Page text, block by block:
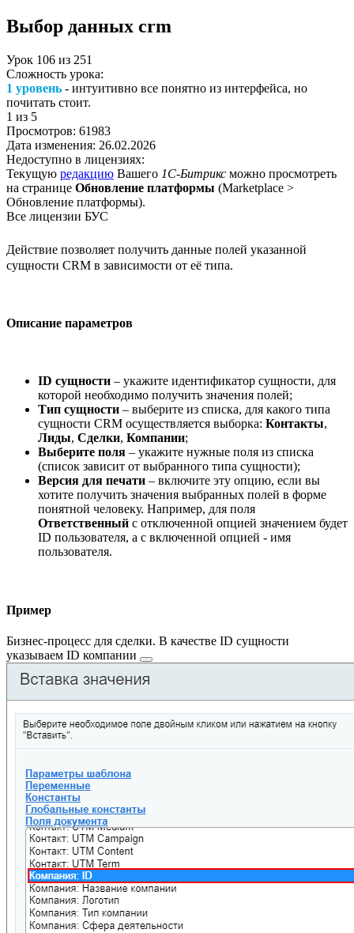
Выбор данных crm
Урок 106 из 251
Сложность урока:
1 уровень - интуитивно все понятно из интерфейса, но
почитать стоит.
1 из 5
Просмотров: 61983
Дата изменения: 26.02.2026
Недоступно в лицензиях:
Текущую редакцию Вашего 1С-Битрикс можно просмотреть
на странице Обновление платформы (Marketplace >
Обновление платформы).
Все лицензии БУС
Действие позволяет получить данные полей указанной
сущности CRM в зависимости от её типа.
Описание параметров
ID сущности – укажите идентификатор сущности, для
которой необходимо получить значения полей;
Тип сущности – выберите из списка, для какого типа
сущности CRM осуществляeтcя выборка: Контакты,
Лиды, Сделки, Компании;
Выберите поля – укажите нужные поля из списка
(список зависит от выбранного типа сущности);
Версия для печати – включите эту опцию, если вы
хотите получить значения выбранных полей в форме
понятной человеку. Например, для поля
Ответственный с отключенной опцией значением будет
ID пользователя, а с включенной опцией - имя
пользователя.
Пример
Бизнес-процесс для сделки. В качестве ID сущности
указываем ID компании